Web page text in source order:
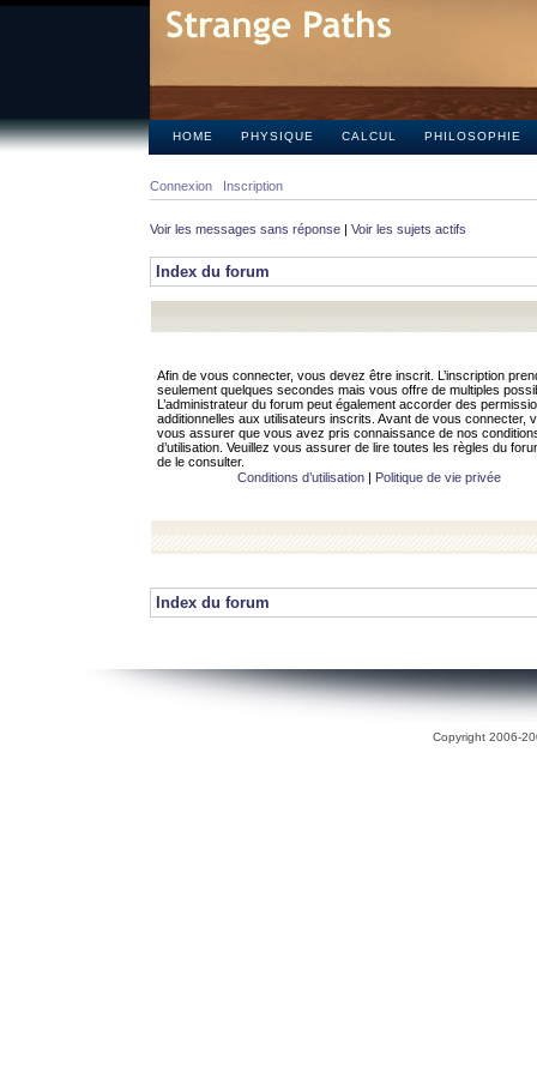
HOME PHYSIQUE CALCUL PHILOSOPHIE
Connexion Inscription
Voir les messages sans réponse | Voir les sujets actifs
Index du forum
Afin de vous connecter, vous devez être inscrit. L’inscription
seulement quelques secondes mais vous offre de multiples
L’administrateur du forum peut également accorder des
additionnelles aux utilisateurs inscrits. Avant de vous connecter,
vous assurer que vous avez pris connaissance de nos
d’utilisation. Veuillez vous assurer de lire toutes les règles du
de le consulter.
Conditions d’utilisation| Politique de vie privée
Index du forum
Copyright 2006-